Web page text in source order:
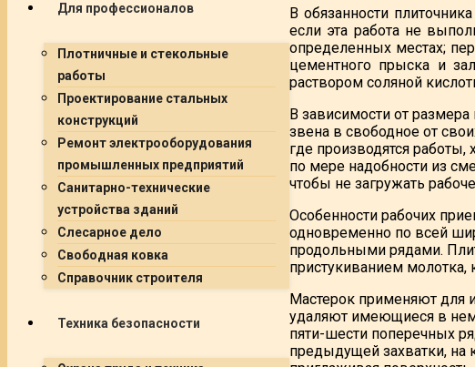
Для профессионалов
Плотничные и стекольные
работы
Проектирование стальных
конструкций
Ремонт электрооборудования
промышленных предприятий
Санитарно-технические
устройства зданий
Слесарное дело
Свободная ковка
Справочник строителя
Техника безопасности
В обязанности
если эта работа не
определенных местах;
цементного прыска и
раствором соляной
В зависимости от размера
звена в свободное от
где производятся
по мере надобности из
чтобы не загружать
Особенности рабочих
одновременно по всей
продольными рядами.
пристукиванием молотка,
Мастерок применяют для
удаляют имеющиеся в нем
пяти-шести поперечных
предыдущей захватки, на